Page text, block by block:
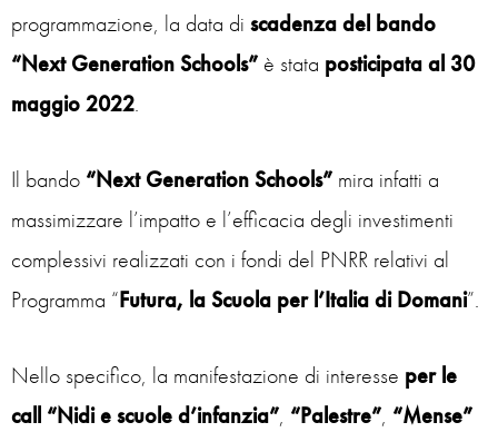
programmazione, la data di scadenza del bando
“Next Generation Schools” è stata posticipata al 30
maggio 2022.
Il bando “Next Generation Schools” mira infatti a
massimizzare l’impatto e l’efficacia degli investimenti
complessivi realizzati con i fondi del PNRR relativi al
Programma “Futura, la Scuola per l’Italia di Domani”.
Nello specifico, la manifestazione di interesse per le
call “Nidi e scuole d’infanzia”, “Palestre”, “Mense”